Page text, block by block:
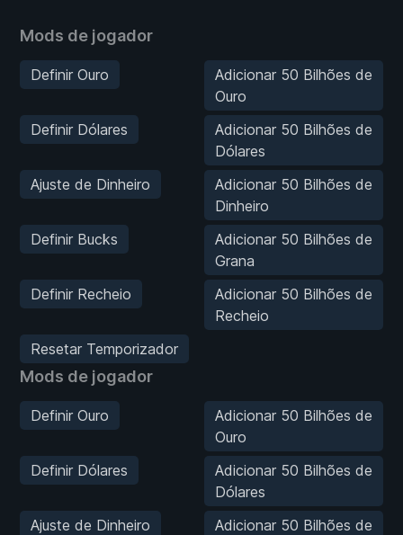
Mods de jogador
Definir Ouro
Adicionar 50 Bilhões de
Ouro
Definir Dólares
Adicionar 50 Bilhões de
Dólares
Ajuste de Dinheiro
Adicionar 50 Bilhões de
Dinheiro
Definir Bucks
Adicionar 50 Bilhões de
Grana
Definir Recheio
Adicionar 50 Bilhões de
Recheio
Resetar Temporizador
Mods de jogador
Definir Ouro
Adicionar 50 Bilhões de
Ouro
Definir Dólares
Adicionar 50 Bilhões de
Dólares
Ajuste de Dinheiro
Adicionar 50 Bilhões de